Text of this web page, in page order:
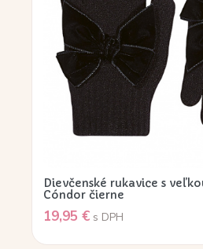
Dievčenské rukavice s
Cóndor čierne
19,95 € s DPH